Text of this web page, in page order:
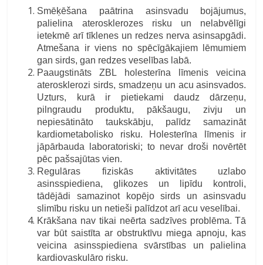
Smēķēšana paātrina asinsvadu bojājumus,
palielina aterosklerozes risku un nelabvēlīgi
ietekmē arī tīklenes un redzes nerva asinsapgādi.
Atmešana ir viens no spēcīgākajiem lēmumiem
gan sirds, gan redzes veselības labā.
Paaugstināts ZBL holesterīna līmenis veicina
aterosklerozi sirds, smadzeņu un acu asinsvados.
Uzturs, kurā ir pietiekami daudz dārzeņu,
pilngraudu produktu, pākšaugu, zivju un
nepiesātināto taukskābju, palīdz samazināt
kardiometabolisko risku. Holesterīna līmenis ir
jāpārbauda laboratoriski; to nevar droši novērtēt
pēc pašsajūtas vien.
Regulāras fiziskās aktivitātes uzlabo
asinsspiediena, glikozes un lipīdu kontroli,
tādējādi samazinot kopējo sirds un asinsvadu
slimību risku un netieši palīdzot arī acu veselībai.
Krākšana nav tikai neērta sadzīves problēma. Tā
var būt saistīta ar obstruktīvu miega apnoju, kas
veicina asinsspiediena svārstības un palielina
kardiovaskulāro risku.